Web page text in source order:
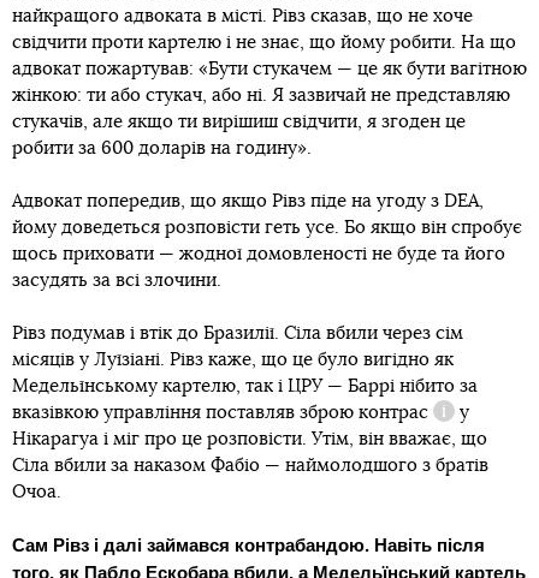
найкращого адвоката в місті. Рівз сказав, що не хоче
свідчити проти картелю і не знає, що йому робити. На що
адвокат пожартував: «Бути стукачем — це як бути вагітною
жінкою: ти або стукач, або ні. Я зазвичай не представляю
стукачів, але якщо ти вирішиш свідчити, я згоден це
робити за 600 доларів на годину».
Адвокат попередив, що якщо Рівз піде на угоду з DEA,
йому доведеться розповісти геть усе. Бо якщо він спробує
щось приховати — жодної домовленості не буде та його
засудять за всі злочини.
Рівз подумав і втік до Бразилії. Сіла вбили через сім
місяців у Луїзіані. Рівз каже, що це було вигідно як
Медельїнському картелю, так і ЦРУ — Баррі нібито за
вказівкою управління поставляв зброю контрас
Довідка
у
Нікарагуа і міг про це розповісти. Утім, він вважає, що
Сіла вбили за наказом Фабіо — наймолодшого з братів
Очоа.
Сам Рівз і далі займався контрабандою. Навіть після
того, як Пабло Ескобара вбили, а Медельїнський картель